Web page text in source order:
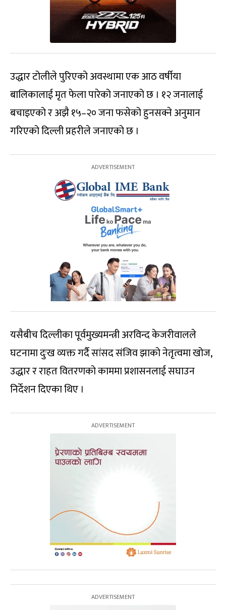
उद्धार टोलीले पुरिएको अवस्थामा एक आठ वर्षीया
बालिकालाई मृत फेला पारेको जनाएको छ । १२ जनालाई
बचाइएको र अझै १५–२० जना फसेको हुनसक्ने अनुमान
गरिएको दिल्ली प्रहरीले जनाएको छ ।
यसैबीच दिल्लीका पूर्वमुख्यमन्त्री अरविन्द केजरीवालले
घटनामा दुःख व्यक्त गर्दै सांसद संजिव झाको नेतृत्वमा खोज,
उद्धार र राहत वितरणको काममा प्रशासनलाई सघाउन
निर्देशन दिएका थिए ।